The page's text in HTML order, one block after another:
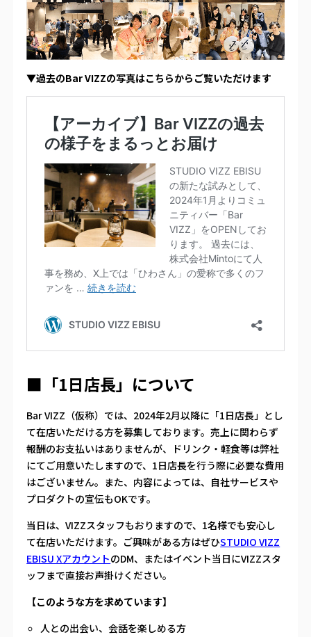
▼過去のBar VIZZの写真はこちらからご覧いただけます
■「1日店長」について
Bar VIZZ（仮称）では、2024年2月以降に「1日店長」とし
て在店いただける方を募集しております。売上に関わらず
報酬のお支払いはありませんが、ドリンク・軽食等は弊社
にてご用意いたしますので、1日店長を行う際に必要な費用
はございません。また、内容によっては、自社サービスや
プロダクトの宣伝もOKです。
当日は、VIZZスタッフもおりますので、1名様でも安心し
て在店いただけます。ご興味がある方はぜひSTUDIO VIZZ
EBISU XアカウントのDM、またはイベント当日にVIZZスタ
ッフまで直接お声掛けください。
【このような方を求めています】
人との出会い、会話を楽しめる方